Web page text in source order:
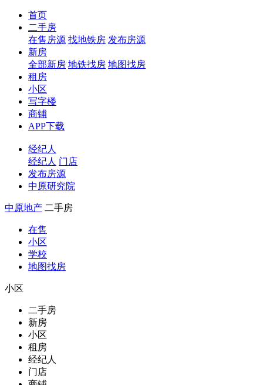
首页
二手房
在售房源 找地铁房 发布房源
新房
全部新房 地铁找房 地图找房
租房
小区
写字楼
商铺
APP下载
经纪人
经纪人 门店
发布房源
中原研究院
中原地产 二手房
在售
小区
学校
地图找房
小区
二手房
新房
小区
租房
经纪人
门店